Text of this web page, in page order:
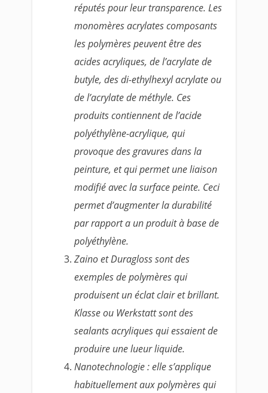
réputés pour leur transparence. Les
monomères acrylates composants
les polymères peuvent être des
acides acryliques, de l’acrylate de
butyle, des di-ethylhexyl acrylate ou
de l’acrylate de méthyle. Ces
produits contiennent de l’acide
polyéthylène-acrylique, qui
provoque des gravures dans la
peinture, et qui permet une liaison
modifié avec la surface peinte. Ceci
permet d’augmenter la durabilité
par rapport a un produit à base de
polyéthylène.
Zaino et Duragloss sont des
exemples de polymères qui
produisent un éclat clair et brillant.
Klasse ou Werkstatt sont des
sealants acryliques qui essaient de
produire une lueur liquide.
Nanotechnologie : elle s’applique
habituellement aux polymères qui